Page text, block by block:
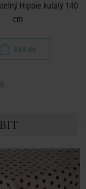
Hippie kulatý 140
cm
349 Kč